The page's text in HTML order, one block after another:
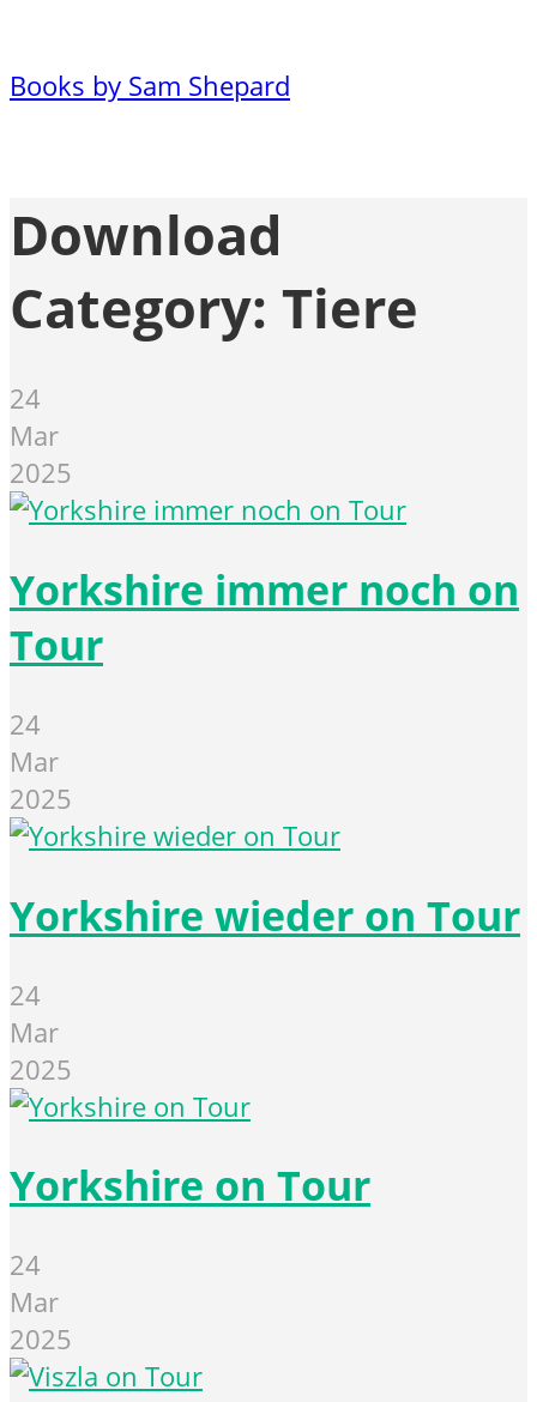
Books by Sam Shepard
Download
Category: Tiere
24
Mar
2025
Yorkshire immer noch on
Tour
24
Mar
2025
Yorkshire wieder on Tour
24
Mar
2025
Yorkshire on Tour
24
Mar
2025